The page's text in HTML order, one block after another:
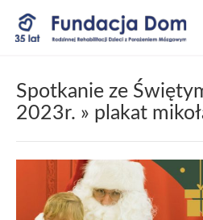
Przejdź
do
Spotkanie ze
2023r. » plakat